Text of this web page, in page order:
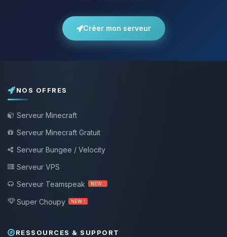
Créer mon serveur
NOS OFFRES
Serveur Minecraft
Serveur Minecraft Gratuit
Serveur Bungee / Velocity
Serveur VPS
Serveur Teamspeak
NEW !
Super Choupy NEW !
RESSOURCES & SUPPORT